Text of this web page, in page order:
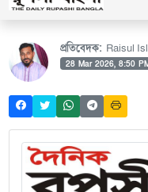
প্রতিবেদক: Raisul
28 Mar 2026, 8:50